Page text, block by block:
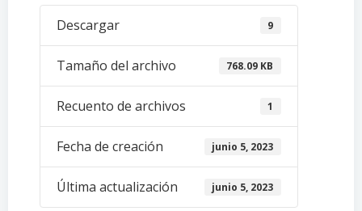
Descargar 9
Tamaño del archivo 768.09 KB
Recuento de archivos 1
Fecha de creación junio 5, 2023
Última actualización junio 5, 2023